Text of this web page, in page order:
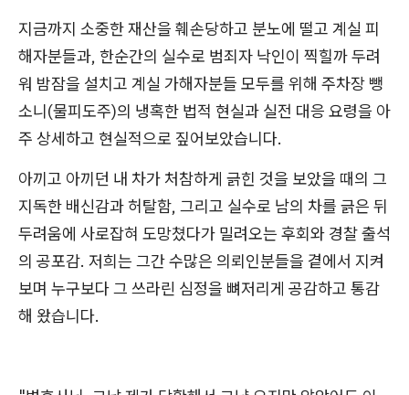
지금까지 소중한 재산을 훼손당하고 분노에 떨고 계실 피
해자분들과, 한순간의 실수로 범죄자 낙인이 찍힐까 두려
워 밤잠을 설치고 계실 가해자분들 모두를 위해 주차장 뺑
소니(물피도주)의 냉혹한 법적 현실과 실전 대응 요령을 아
주 상세하고 현실적으로 짚어보았습니다.
아끼고 아끼던 내 차가 처참하게 긁힌 것을 보았을 때의 그
지독한 배신감과 허탈함, 그리고 실수로 남의 차를 긁은 뒤
두려움에 사로잡혀 도망쳤다가 밀려오는 후회와 경찰 출석
의 공포감. 저희는 그간 수많은 의뢰인분들을 곁에서 지켜
보며 누구보다 그 쓰라린 심정을 뼈저리게 공감하고 통감
해 왔습니다.